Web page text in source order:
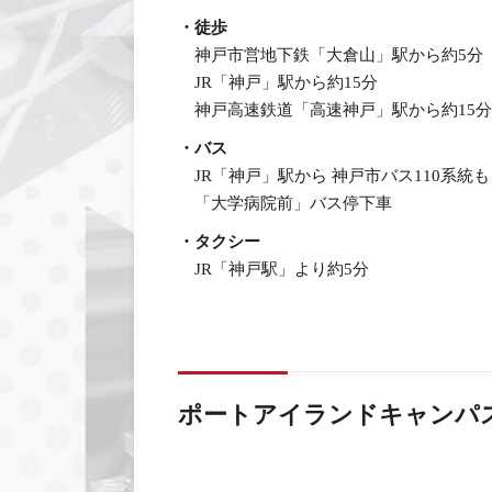
・徒歩
神戸市営地下鉄「大倉山」駅から約5分
JR「神戸」駅から約15分
神戸高速鉄道「高速神戸」駅から約15分
・バス
JR「神戸」駅から 神戸市バス110系統も
「大学病院前」バス停下車
・タクシー
JR「神戸駅」より約5分
ポートアイランドキャンパ